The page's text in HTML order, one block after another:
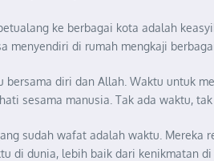
ke berbagai kota adalah
menyendiri di rumah mengkaji
diri dan Allah. Waktu untuk
sesama manusia. Tak ada waktu,
sudah wafat adalah waktu.
di dunia, lebih baik dari kenikmatan di